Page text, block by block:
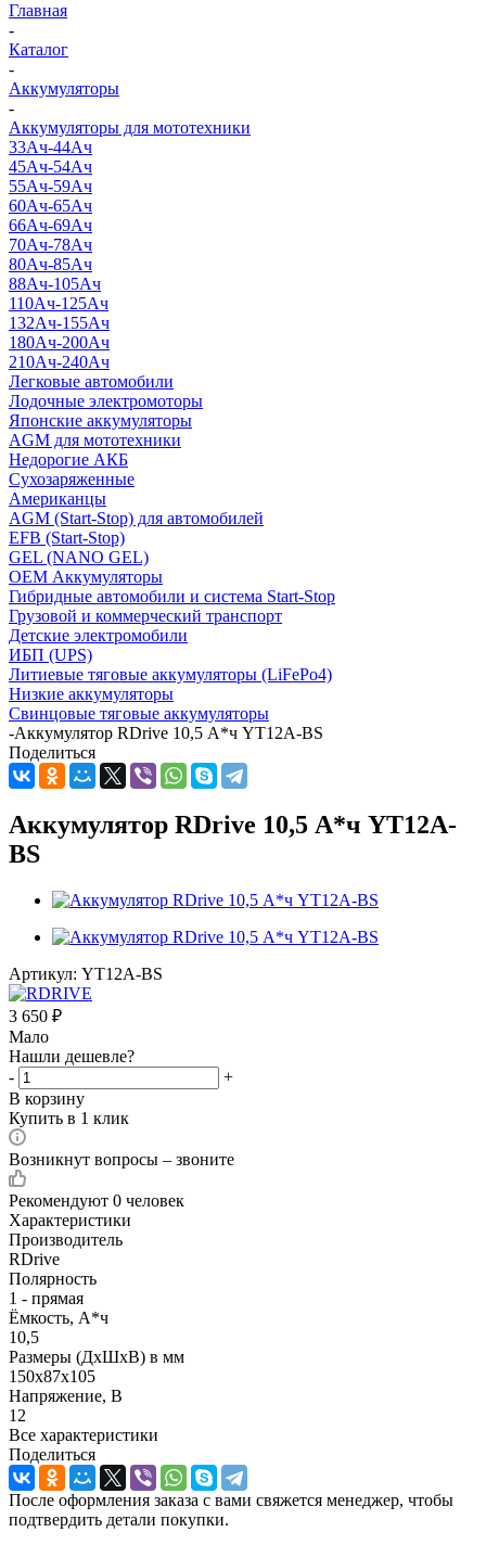
Главная
-
Каталог
-
Аккумуляторы
-
Аккумуляторы для мототехники
33Ач-44Ач
45Ач-54Ач
55Ач-59Ач
60Ач-65Ач
66Ач-69Ач
70Ач-78Ач
80Ач-85Ач
88Ач-105Ач
110Ач-125Ач
132Ач-155Ач
180Ач-200Ач
210Ач-240Ач
Легковые автомобили
Лодочные электромоторы
Японские аккумуляторы
AGM для мототехники
Недорогие АКБ
Сухозаряженные
Американцы
AGM (Start-Stop) для автомобилей
EFB (Start-Stop)
GEL (NANO GEL)
OEM Аккумуляторы
Гибридные автомобили и система Start-Stop
Грузовой и коммерческий транспорт
Детские электромобили
ИБП (UPS)
Литиевые тяговые аккумуляторы (LiFePo4)
Низкие аккумуляторы
Свинцовые тяговые аккумуляторы
-Аккумулятор RDrive 10,5 А*ч YT12A-BS
Поделиться
Аккумулятор RDrive 10,5 А*ч YT12A-
BS
Артикул: YT12A-BS
3 650 ₽
Мало
Нашли дешевле?
-
+
В корзину
Купить в 1 клик
Возникнут вопросы – звоните
Рекомендуют 0 человек
Характеристики
Производитель
RDrive
Полярность
1 - прямая
Ёмкость, А*ч
10,5
Размеры (ДхШхВ) в мм
150х87х105
Напряжение, В
12
Все характеристики
Поделиться
После оформления заказа с вами свяжется менеджер, чтобы
подтвердить детали покупки.